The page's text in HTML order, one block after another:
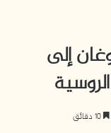
إلى